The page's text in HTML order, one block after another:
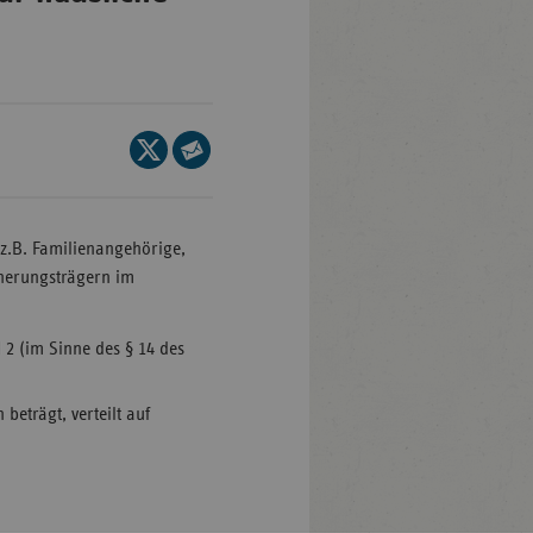
Seite
auf
Familienangehörige,
im
(im Sinne des § 14 des
beträgt, verteilt auf